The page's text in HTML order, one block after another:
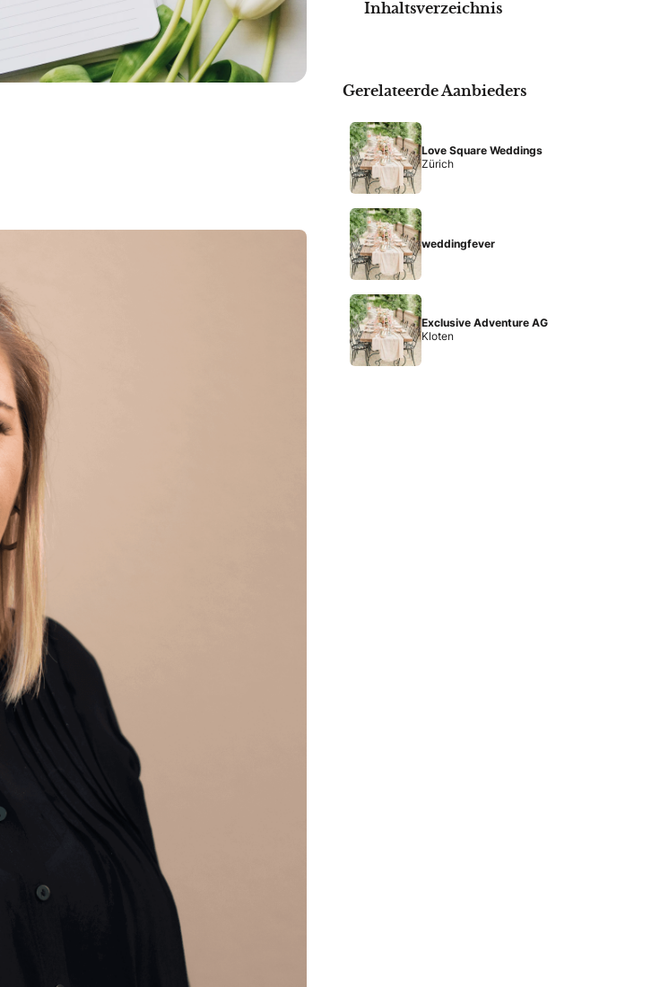
Inhaltsverzeichnis
Gerelateerde Aanbieders
Love Square Weddings
Zürich
weddingfever
Exclusive Adventure AG
Kloten